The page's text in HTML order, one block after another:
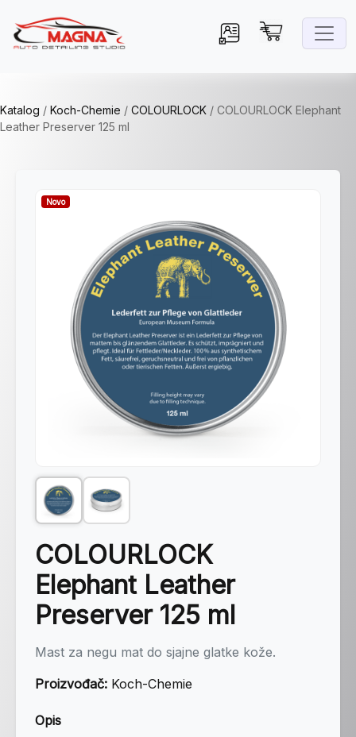
Katalog / Koch-Chemie / COLOURLOCK / COLOURLOCK Elephant
Leather Preserver 125 ml
Novo
COLOURLOCK
Elephant Leather
Preserver 125 ml
Mast za negu mat do sjajne glatke kože.
Proizvođač: Koch-Chemie
Opis